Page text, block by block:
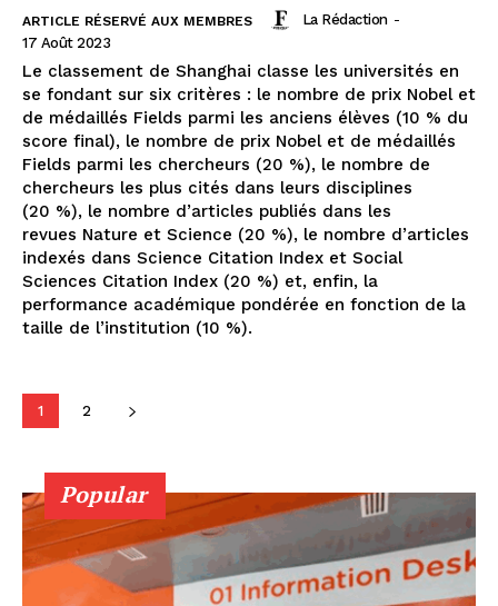
ARTICLE RÉSERVÉ AUX MEMBRES La Rédaction -
17 Août 2023
Le classement de Shanghai classe les universités en
se fondant sur six critères : le nombre de prix Nobel et
de médaillés Fields parmi les anciens élèves (10 % du
score final), le nombre de prix Nobel et de médaillés
Fields parmi les chercheurs (20 %), le nombre de
chercheurs les plus cités dans leurs disciplines
(20 %), le nombre d’articles publiés dans les
revues Nature et Science (20 %), le nombre d’articles
indexés dans Science Citation Index et Social
Sciences Citation Index (20 %) et, enfin, la
performance académique pondérée en fonction de la
taille de l’institution (10 %).
1 2
Popular